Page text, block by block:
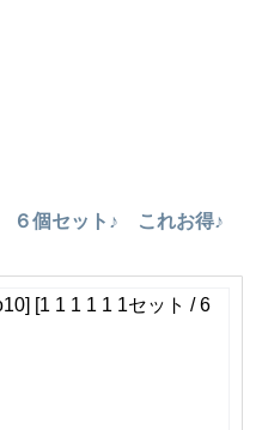
個セット♪ これお得♪
[1 1 1 1 1 1セット / 6